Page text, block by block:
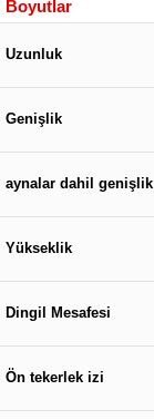
Boyutlar
Uzunluk
Genişlik
aynalar dahil genişlik
Yükseklik
Dingil Mesafesi
Ön tekerlek izi